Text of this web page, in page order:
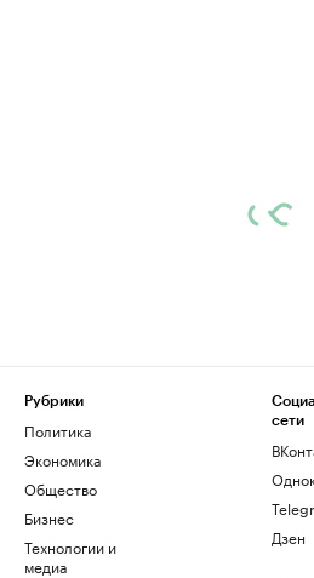
Рубрики
Политика
Экономика
Общество
Бизнес
Технологии и
медиа
сети
Дзен